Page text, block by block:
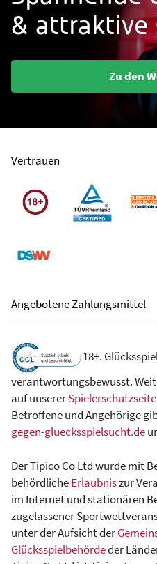
& attraktive
Zu den
Vertrauen
Angebotene Zahlungsmittel
18+.
verantwortungsbewusst.
auf unsererSpielerschutzseite
Betroffene und Angehörige
gegen-gluecksspielsucht.de
Der Tipico Co Ltd wurde mit
behördlicheErlaubniszur
im Internet und stationären
zugelassener
unter der Aufsicht der
Glücksspielbehördeder